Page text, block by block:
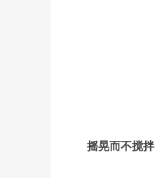
摇晃而不搅拌